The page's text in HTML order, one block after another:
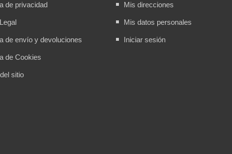
de privacidad
de envío y devoluciones
de Cookies
sitio
Mis direcciones
Mis datos personales
Iniciar sesión